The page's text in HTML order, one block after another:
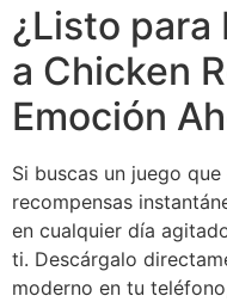
¿Listo para
a Chicken
Emoción
Si buscas un juego
recompensas
en cualquier día
ti. Descárgalo
moderno en tu